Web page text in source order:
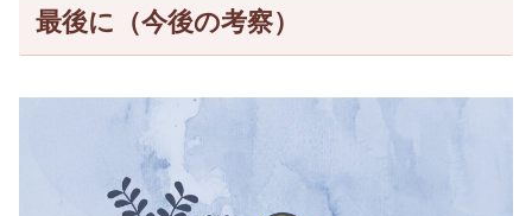
最後に（今後の考察）